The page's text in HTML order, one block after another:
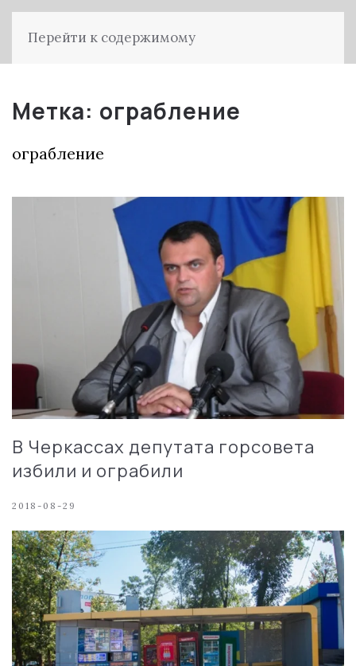
Перейти к содержимому
Метка: ограбление
ограбление
В Черкассах депутата горсовета
избили и ограбили
2018-08-29